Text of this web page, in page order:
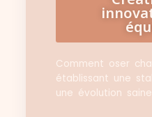
Comment oser
établissant une
une évolution